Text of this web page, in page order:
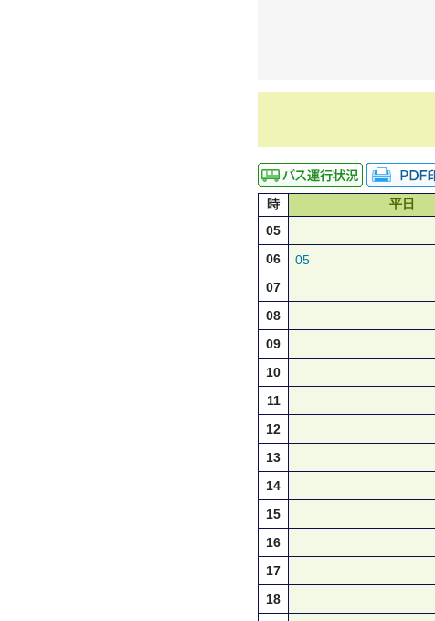
時 平日
05
06
05
07
08
09
10
11
12
13
14
15
16
17
18